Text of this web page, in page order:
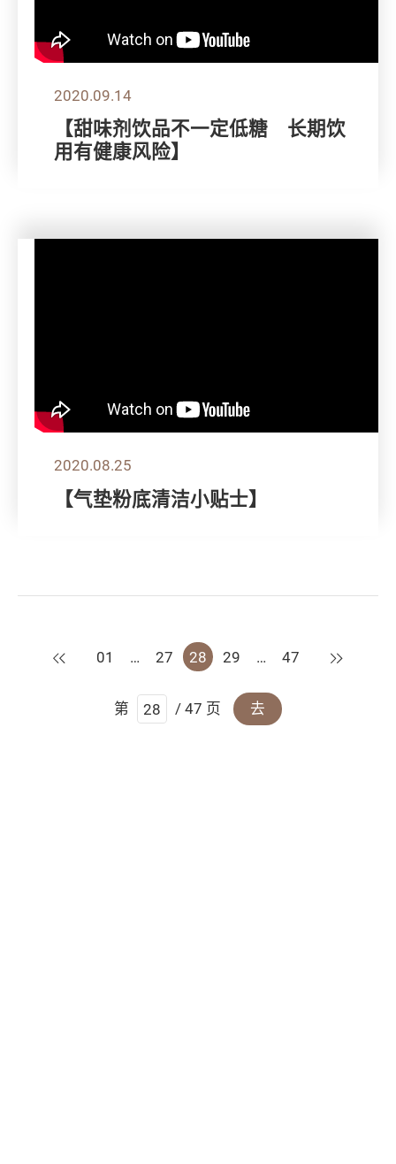
2020.09.14
【甜味剂饮品不一定低糖 长期饮
用有健康风险】
2020.08.25
【气垫粉底清洁小贴士】
上一页
01 … 27 28 29 … 47 下一页
第 / 47 页 去